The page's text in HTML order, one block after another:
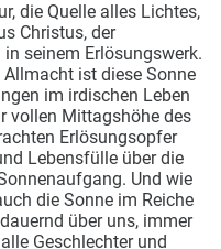
die Quelle alles Lichtes,
Christus, der
seinem Erlösungswerk.
ist diese Sonne
im irdischen Leben
vollen Mittagshöhe des
Erlösungsopfer
Lebensfülle über die
Und wie
die Sonne im Reiche
über uns, immer
Geschlechter und